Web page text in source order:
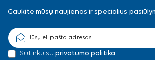
Gaukite mūsų naujienas ir specialius
Sutinku su privatumo politika